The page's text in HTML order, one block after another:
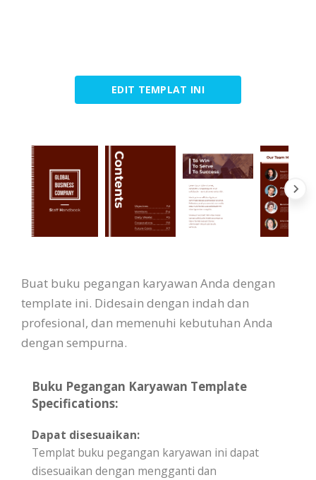
EDIT TEMPLAT INI
Buat buku pegangan karyawan Anda dengan
template ini. Didesain dengan indah dan
profesional, dan memenuhi kebutuhan Anda
dengan sempurna.
Buku Pegangan Karyawan Template
Specifications:
Dapat disesuaikan:
Templat buku pegangan karyawan ini dapat
disesuaikan dengan mengganti dan